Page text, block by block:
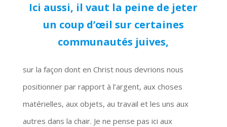
Ici aussi, il vaut la peine de jeter
un coup d’œil sur certaines
communautés juives,
sur la façon dont en Christ nous devrions nous
positionner par rapport à l’argent, aux choses
matérielles, aux objets, au travail et les uns aux
autres dans la chair. Je ne pense pas ici aux